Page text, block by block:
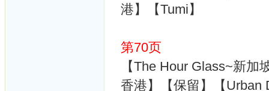
港】【Tumi】
第70页
【The Hour Glass~新
香港】【保留】【Urban